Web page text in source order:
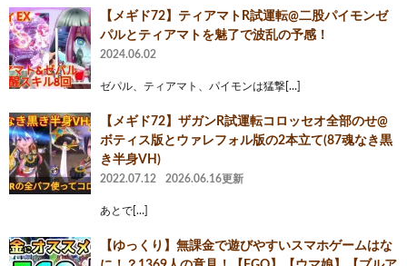
【メギド72】ティアマトR試運転@二股パイモンゼ
パルとティアマトを魅了で波乱の予感！
2024.06.02
ゼパル、ティアマト、パイモンは猛撃[…]
【メギド72】ザガンR試運転コロッセオ全部のせ@
ボティス版とウァレフォル版の2本立て(87魂なき黒
き半身VH)
2022.07.12 2026.06.16更新
あとで[…]
【ゆっくり】無課金で遊びやすいスマホゲームはな